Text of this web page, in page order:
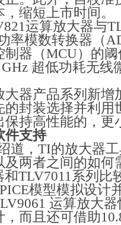
缩短上市时间。
运算放大器与
率模数转换器（
制器（MCU）的
超低功耗无线
大器产品系列新增
的封装选择并利用
保持高性能的，更
件支持
道， TI的放大器
及两者之间的如何
和TLV7011 系列比
模型模拟设计
运算放大
，而且还可借助